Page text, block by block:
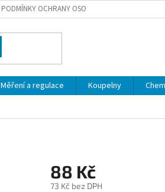
PODMÍNKY OCHRANY OSOBNÍCH ÚDAJŮ
Měření a regulace Koupelny
88 Kč
73 Kč bez DPH